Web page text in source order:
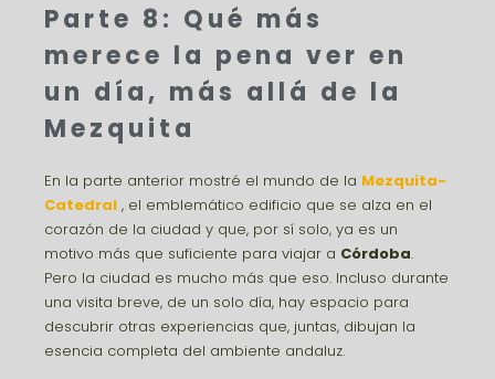
Parte 8: Qué más
merece la pena ver en
un día, más allá de la
Mezquita
En la parte anterior mostré el mundo de la Mezquita-
Catedral , el emblemático edificio que se alza en el
corazón de la ciudad y que, por sí solo, ya es un
motivo más que suficiente para viajar a Córdoba.
Pero la ciudad es mucho más que eso. Incluso durante
una visita breve, de un solo día, hay espacio para
descubrir otras experiencias que, juntas, dibujan la
esencia completa del ambiente andaluz.